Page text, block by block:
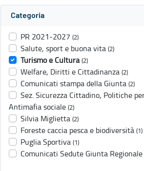
Categoria
PR 2021-2027 (2)
Salute, sport e buona vita (2)
Turismo e Cultura (2)
Welfare, Diritti e Cittadinanza (2)
Comunicati stampa della Giunta (2)
Sez. Sicurezza Cittadino, Politiche
Antimafia sociale (2)
Silvia Miglietta (2)
Foreste caccia pesca e biodiversità (1)
Puglia Sportiva (1)
Comunicati Sedute Giunta Regionale